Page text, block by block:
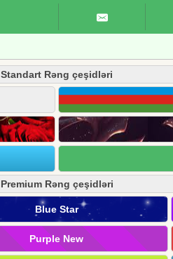
Standart Rəng çeşidləri
Premium Rəng çeşidləri
Blue Star
Purple New